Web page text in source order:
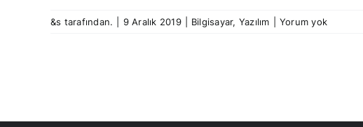
&s tarafından. 9 Aralık 2019 Bilgisayar, Yazılım Yorum yok